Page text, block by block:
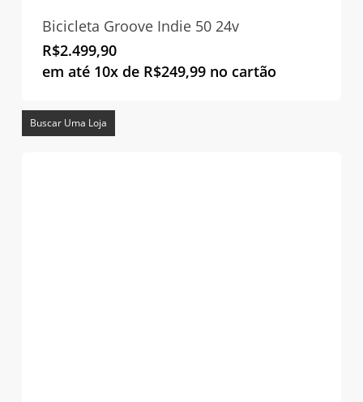
Bicicleta Groove Indie 50 24v
R$2.499,90
em até 10x de R$249,99 no cartão
Buscar Uma Loja